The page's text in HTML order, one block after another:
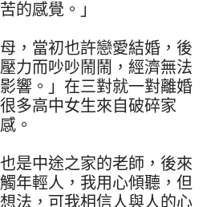
的感覺。」
，當初也許戀愛結婚，後
力而吵吵鬧鬧，經濟無法
響。」在三對就一對離婚
多高中女生來自破碎家
。
是中途之家的老師，後來
年輕人，我用心傾聽，但
法，可我相信人與人的心